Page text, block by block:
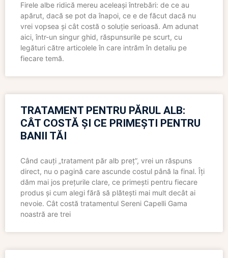
Firele albe ridică mereu aceleași întrebări: de ce au
apărut, dacă se pot da înapoi, ce e de făcut dacă nu
vrei vopsea și cât costă o soluție serioasă. Am adunat
aici, într-un singur ghid, răspunsurile pe scurt, cu
legături către articolele în care intrăm în detaliu pe
fiecare temă.
TRATAMENT PENTRU PĂRUL ALB:
CÂT COSTĂ ȘI CE PRIMEȘTI PENTRU
BANII TĂI
Când cauți „tratament păr alb preț”, vrei un răspuns
direct, nu o pagină care ascunde costul până la final. Îți
dăm mai jos prețurile clare, ce primești pentru fiecare
produs și cum alegi fără să plătești mai mult decât ai
nevoie. Cât costă tratamentul Sereni Capelli Gama
noastră are trei